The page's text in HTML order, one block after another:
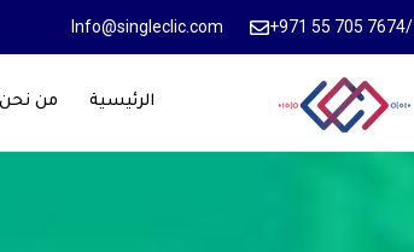
/
⁦+971 55 705 7674⁩
Info@singleclic.com
الرئيسية من نحن